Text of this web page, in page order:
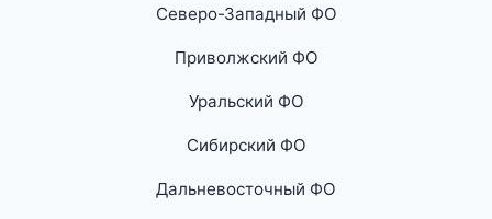
Северо-Западный ФО
Приволжский ФО
Уральский ФО
Сибирский ФО
Дальневосточный ФО